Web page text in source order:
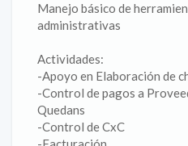
Manejo básico de
administrativas
Actividades:
-Apoyo en Elaboración de
-Control de pagos a
Quedans
-Control de CxC